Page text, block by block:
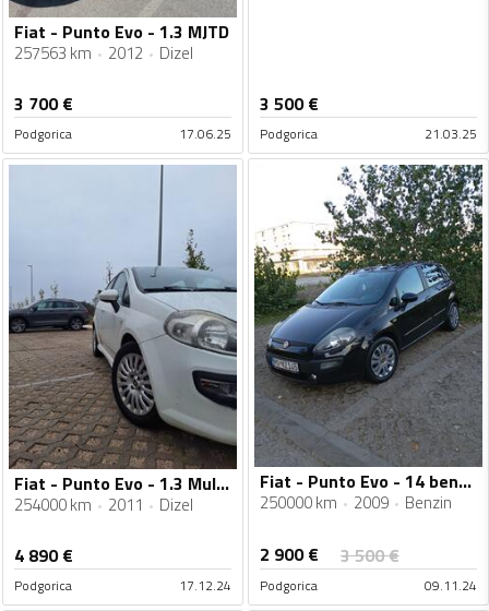
Fiat - Punto Evo - 1.3 MJTD
257563 km 2012 Dizel
3 700€
Podgorica 17.06.25
3 500€
Podgorica 21.03.25
Fiat - Punto Evo - 1.3 Multijet
254000 km 2011 Dizel
4 890€
Podgorica 17.12.24
Fiat - Punto Evo - 14 benzin
250000 km 2009 Benzin
2 900€ 3 500€
Podgorica 09.11.24